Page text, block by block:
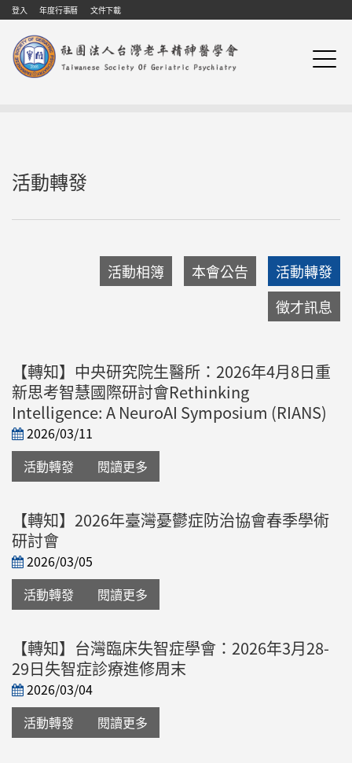
Skip to navigation
移至主內容
登入 年度行事曆 文件下載
活動轉發
活動相簿 本會公告
活動轉發
徵才訊息
【轉知】中央研究院生醫所：2026年4月8日重
新思考智慧國際研討會Rethinking
Intelligence: A NeuroAI Symposium (RIANS)
2026/03/11
活動轉發
閱讀更多
【轉知】2026年臺灣憂鬱症防治協會春季學術
研討會
2026/03/05
活動轉發
閱讀更多
【轉知】台灣臨床失智症學會：2026年3月28-
29日失智症診療進修周末
2026/03/04
活動轉發
閱讀更多